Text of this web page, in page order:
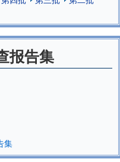
报告集
集